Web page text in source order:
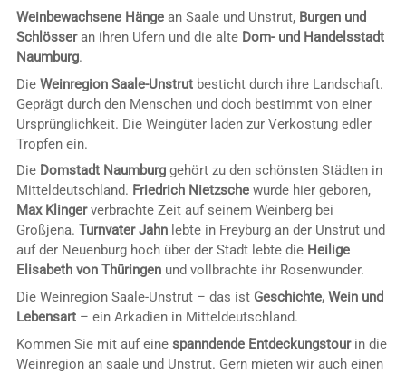
Weinbewachsene Hängean Saale und Unstrut, Burgen und
Schlösseran ihren Ufern und die alte Dom- und Handelsstadt
Naumburg.
Die Weinregion Saale-Unstrutbesticht durch ihre Landschaft.
Geprägt durch den Menschen und doch bestimmt von einer
Ursprünglichkeit. Die Weingüter laden zur Verkostung edler
Tropfen ein.
Die Domstadt Naumburggehört zu den schönsten Städten in
Mitteldeutschland. Friedrich Nietzschewurde hier geboren,
Max Klingerverbrachte Zeit auf seinem Weinberg bei
Großjena. Turnvater Jahnlebte in Freyburg an der Unstrut und
auf der Neuenburg hoch über der Stadt lebte die Heilige
Elisabeth von Thüringenund vollbrachte ihr Rosenwunder.
Die Weinregion Saale-Unstrut – das ist Geschichte, Wein und
Lebensart– ein Arkadien in Mitteldeutschland.
Kommen Sie mit auf eine spanndende Entdeckungstourin die
Weinregion an saale und Unstrut. Gern mieten wir auch einen